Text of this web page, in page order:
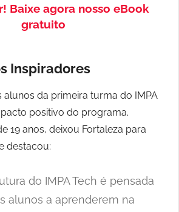
Baixe agora nosso eBook
gratuito
Inspiradores
alunos da primeira turma do IMPA
positivo do programa.
19 anos, deixou Fortaleza para
destacou:
do IMPA Tech é pensada
alunos a aprenderem na